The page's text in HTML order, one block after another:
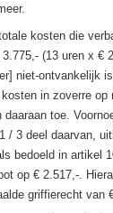
kosten die
(13 uren x €
niet-ontvankelijk
in zoverre
toe.
/ 3 deel daarvan,
bedoeld in artikel
op € 2.517,-.
griffierecht van